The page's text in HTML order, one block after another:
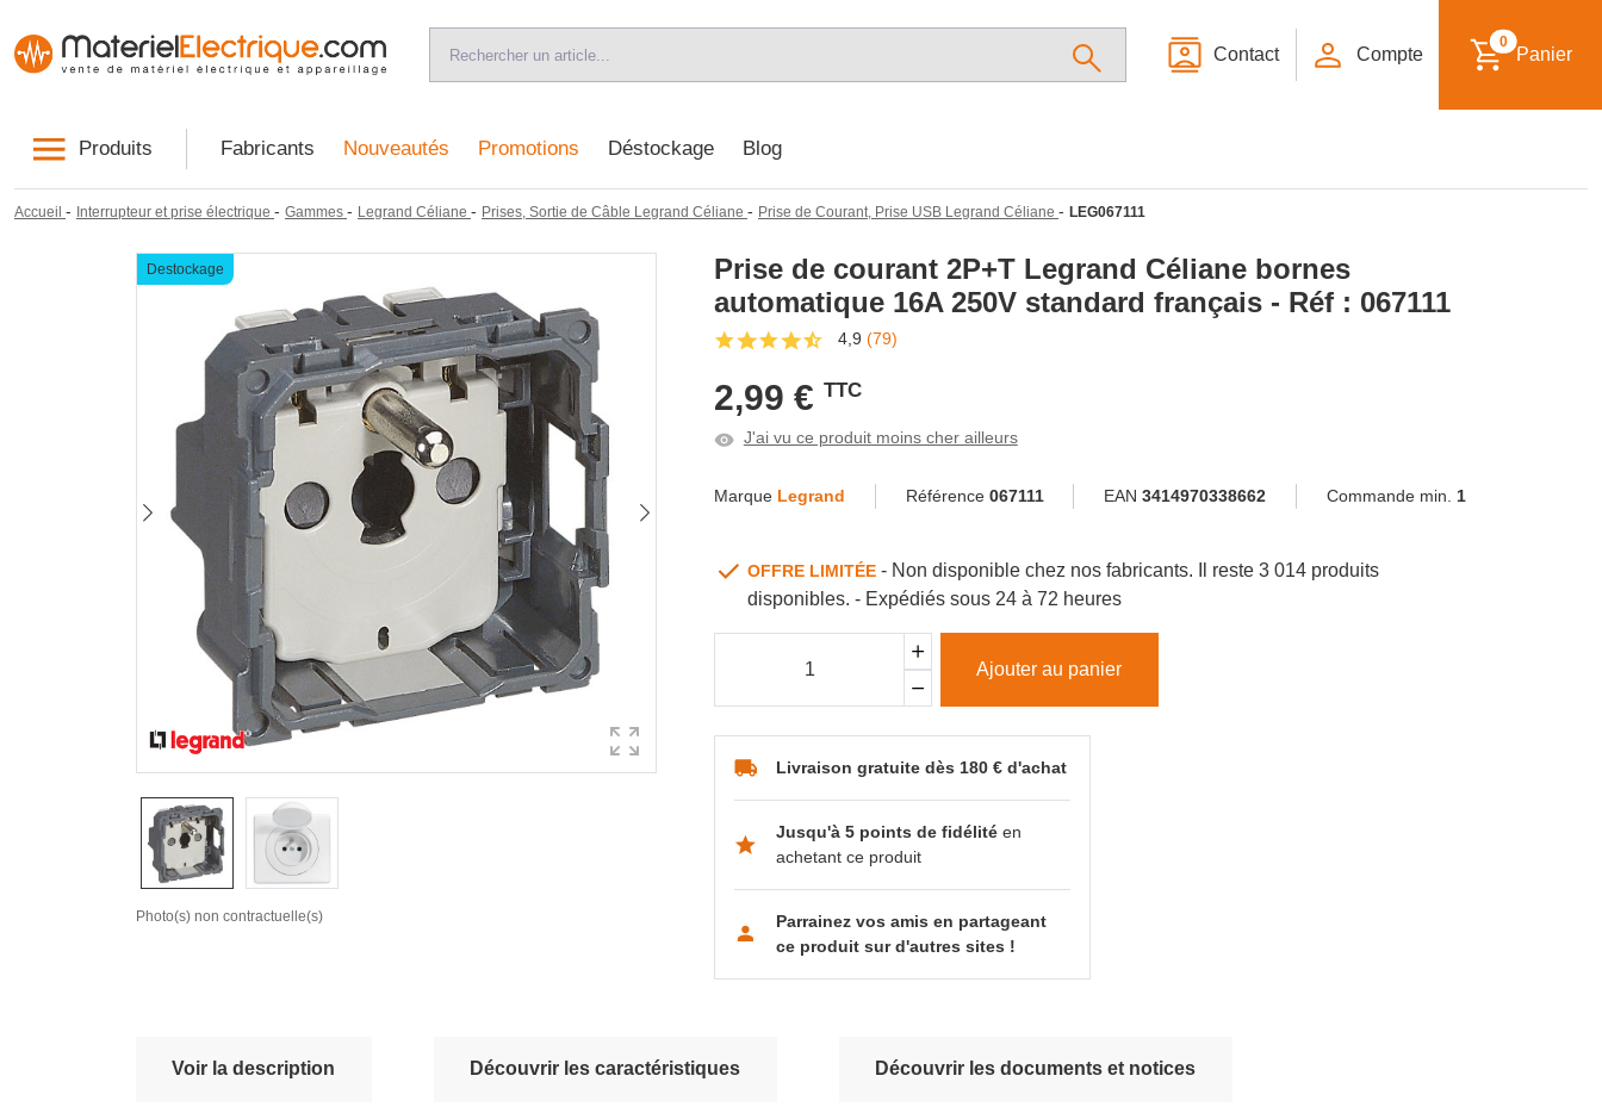
Contact Compte
0
Panier
Produits Fabricants Nouveautés Promotions Déstockage Blog
Accueil - Interrupteur et prise électrique - Gammes - Legrand Céliane - Prises, Sortie de Câble Legrand Céliane - Prise de Courant, Prise USB Legrand Céliane - LEG067111
Destockage
Photo(s) non contractuelle(s)
Prise de courant 2P+T Legrand Céliane bornes
automatique 16A 250V standard français - Réf : 067111
4,9 (79)
2,99 € TTC
J'ai vu ce produit moins cher ailleurs
Marque Legrand Référence 067111 EAN3414970338662 Commande min. 1
OFFRE LIMITÉE- Non disponible chez nos fabricants. Il reste 3 014 produits
disponibles. - Expédiés sous 24 à 72 heures
Ajouter au panier
Livraison gratuite dès 180 € d'achat
Jusqu'à 5 points de fidélitéen
achetant ce produit
Parrainez vos amis en partageant
ce produit sur d'autres sites !
Voir la description Découvrir les caractéristiques Découvrir les documents et notices